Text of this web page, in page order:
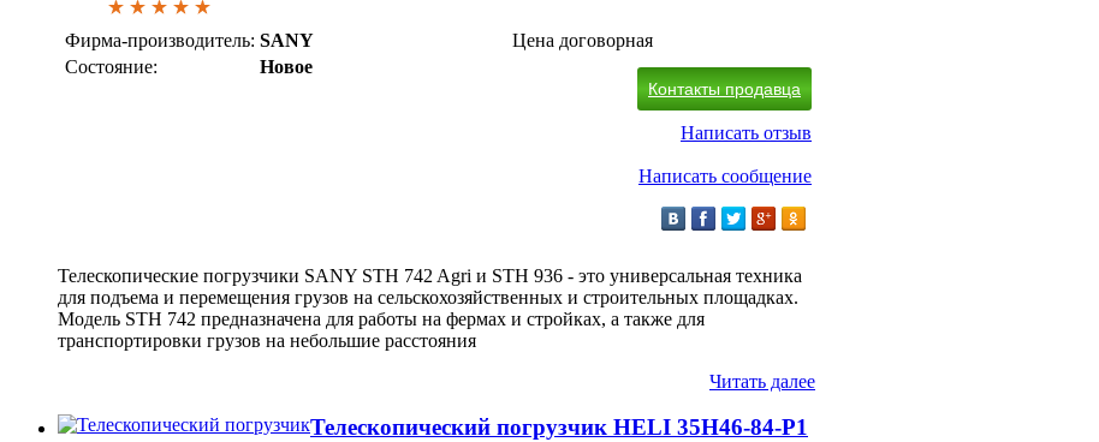
Фирма-производитель: SANY
Состояние:
Новое
Цена договорная
Контакты продавца
Написать отзыв
Написать сообщение
Телескопические погрузчики SANY STH 742 Agri и STH 936 - это универсальная техника
для подъема и перемещения грузов на сельскохозяйственных и строительных площадках.
Модель STH 742 предназначена для работы на фермах и стройках, а также для
транспортировки грузов на небольшие расстояния
Читать далее
Телескопический погрузчик HELI 35H46-84-P1